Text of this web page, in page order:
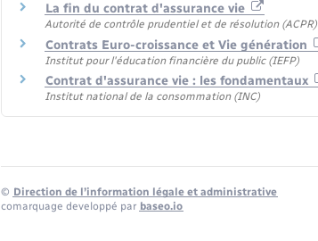
La fin du contrat d'assurance vie
Autorité de contrôle prudentiel et de résolution (ACPR)
Contrats Euro-croissance et Vie génération
Institut pour l'éducation financière du public (IEFP)
Contrat d'assurance vie : les fondamentaux
Institut national de la consommation (INC)
© Direction de l’information légale et administrative
comarquage developpé par baseo.io